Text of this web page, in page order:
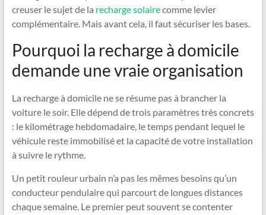
creuser le sujet de la recharge solairecomme levier
complémentaire. Mais avant cela, il faut sécuriser les bases.
Pourquoi la recharge à domicile
demande une vraie organisation
La recharge à domicile ne se résume pas à brancher la
voiture le soir. Elle dépend de trois paramètres très concrets
: le kilométrage hebdomadaire, le temps pendant lequel le
véhicule reste immobilisé et la capacité de votre installation
à suivre le rythme.
Un petit rouleur urbain n’a pas les mêmes besoins qu’un
conducteur pendulaire qui parcourt de longues distances
chaque semaine. Le premier peut souvent se contenter